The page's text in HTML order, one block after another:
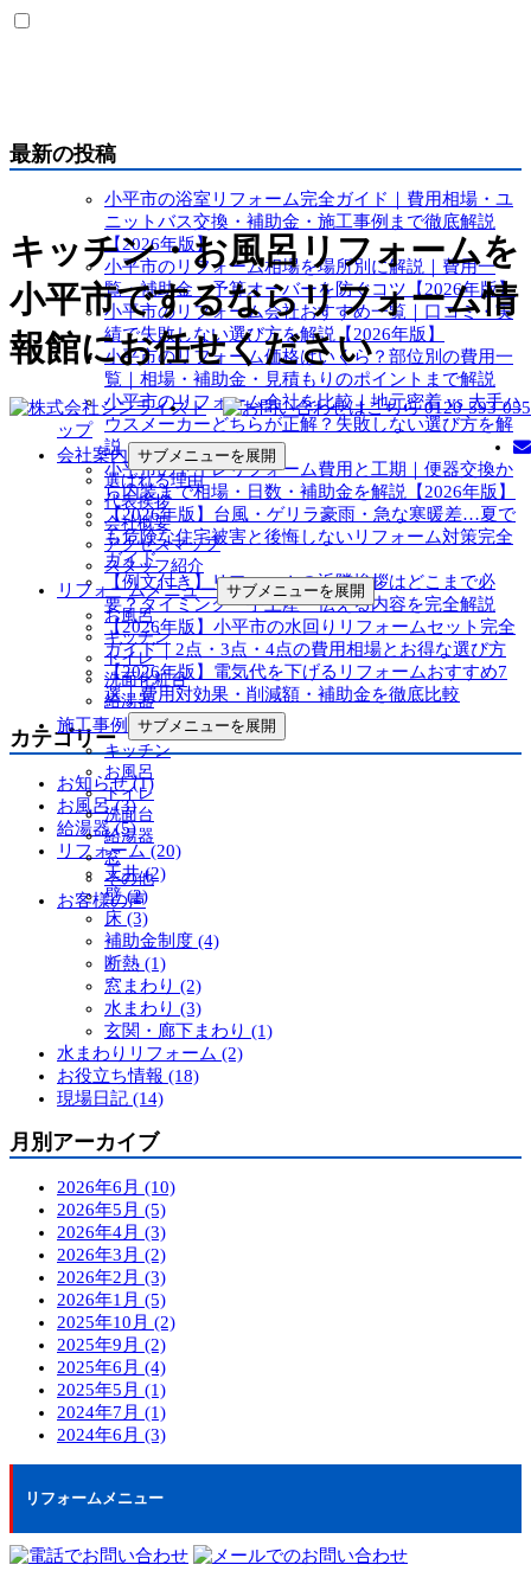
キッチン・お風呂リフォームを
小平市でするならリフォーム情
報館にお任せください
ト
ップ
会社案内 サブメニューを展開
選ばれる理由
代表挨拶
会社概要
アクセスマップ
スタッフ紹介
リフォームメニュー サブメニューを展開
お風呂
キッチン
トイレ
洗面化粧台
給湯器
施工事例
サブメニューを展開
キッチン
お風呂
トイレ
洗面台
給湯器
窓
その他
お客様の声
最新の投稿
小平市の浴室リフォーム完全ガイド｜費用相場・ユ
ニットバス交換・補助金・施工事例まで徹底解説
【2026年版】
小平市のリフォーム相場を場所別に解説｜費用一
覧・補助金・予算オーバーを防ぐコツ【2026年版】
小平市のリフォーム会社おすすめ一覧｜口コミ・実
績で失敗しない選び方を解説【2026年版】
小平市のリフォーム価格はいくら？部位別の費用一
覧｜相場・補助金・見積もりのポイントまで解説
小平市のリフォーム会社を比較｜地元密着 vs 大手ハ
ウスメーカーどちらが正解？失敗しない選び方を解
説
小平市のトイレリフォーム費用と工期｜便器交換か
ら内装まで相場・日数・補助金を解説【2026年版】
【2026年版】台風・ゲリラ豪雨・急な寒暖差…夏で
も危険な住宅被害と後悔しないリフォーム対策完全
ガイド
【例文付き】リフォームの近隣挨拶はどこまで必
要？タイミング・手土産・伝える内容を完全解説
【2026年版】小平市の水回りリフォームセット完全
ガイド｜2点・3点・4点の費用相場とお得な選び方
【2026年版】電気代を下げるリフォームおすすめ7
選｜費用対効果・削減額・補助金を徹底比較
カテゴリー
お知らせ (1)
お風呂 (3)
給湯器 (5)
リフォーム (20)
天井 (2)
壁 (2)
床 (3)
補助金制度 (4)
断熱 (1)
窓まわり (2)
水まわり (3)
玄関・廊下まわり (1)
水まわりリフォーム (2)
お役立ち情報 (18)
現場日記 (14)
月別アーカイブ
2026年6月 (10)
2026年5月 (5)
2026年4月 (3)
2026年3月 (2)
2026年2月 (3)
2026年1月 (5)
2025年10月 (2)
2025年9月 (2)
2025年6月 (4)
2025年5月 (1)
2024年7月 (1)
2024年6月 (3)
リフォームメニュー